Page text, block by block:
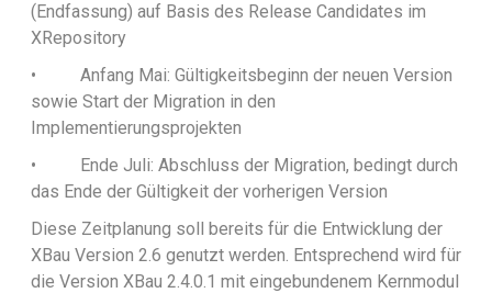
(Endfassung) auf Basis des Release Candidates im
XRepository
•
Anfang Mai: Gültigkeitsbeginn der neuen Version
sowie Start der Migration in den
Implementierungsprojekten
•
Ende Juli: Abschluss der Migration, bedingt durch
das Ende der Gültigkeit der vorherigen Version
Diese Zeitplanung soll bereits für die Entwicklung der
XBau Version 2.6 genutzt werden. Entsprechend wird für
die Version XBau 2.4.0.1 mit eingebundenem Kernmodul